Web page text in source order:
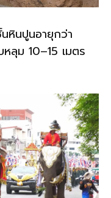
หินปูนอายุกว่า
ลุม 10–15 เมตร